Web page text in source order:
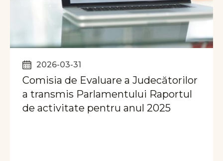
2026-03-31
Comisia de Evaluare a Judecătorilor
a transmis Parlamentului Raportul
de activitate pentru anul 2025